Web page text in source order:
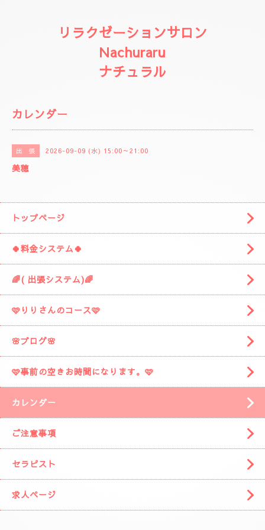
リラクゼーションサロン
Nachuraru
ナチュラル
カレンダー
出 張 2026-09-09 (水) 15:00～21:00
美穂
トップページ
🍀料金システム🍀
🌈( 出張システム)🌈
🩷りりさんのコース🩷
🌸ブログ🌸
🩷事前の空きお時間になります。🩷
カレンダー
ご注意事項
セラピスト
求人ページ